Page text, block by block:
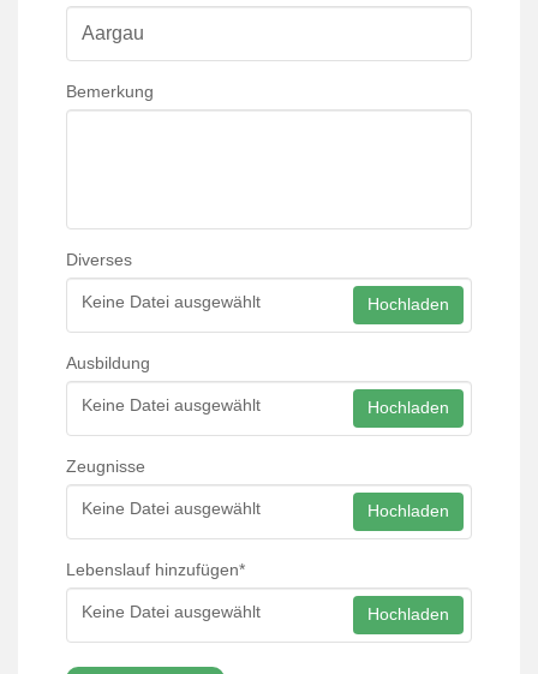
Bemerkung
Diverses
Keine Datei ausgewählt Hochladen
Ausbildung
Keine Datei ausgewählt Hochladen
Zeugnisse
Keine Datei ausgewählt Hochladen
Lebenslauf hinzufügen*
Keine Datei ausgewählt Hochladen